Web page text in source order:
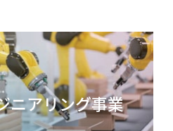
ニアリング事業